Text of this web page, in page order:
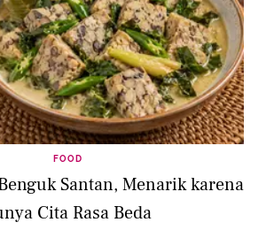
FOOD
Santan, Menarik karena
Cita Rasa Beda